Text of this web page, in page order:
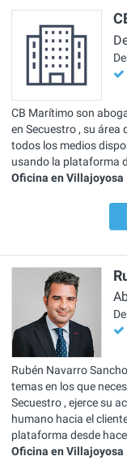
CB Marítimo son
en Secuestro , su
todos los medios
usando la plataforma
Oficina en Villajoyosa
Rubén Navarro
temas en los que
Secuestro , ejerce su
humano hacia el
plataforma desde
Oficina en Villajoyosa